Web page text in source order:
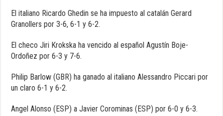
El italiano Ricardo Ghedin se ha impuesto al catalán Gerard
Granollers por 3-6, 6-1 y 6-2.
El checo Jiri Krokska ha vencido al español Agustín Boje-
Ordoñez por 6-3 y 7-6.
Philip Barlow (GBR) ha ganado al italiano Alessandro Piccari por
un claro 6-1 y 6-2.
Angel Alonso (ESP) a Javier Corominas (ESP) por 6-0 y 6-3.